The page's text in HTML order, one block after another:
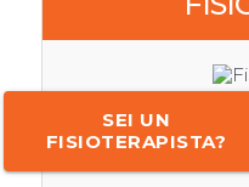
SEI UN
FISIOTERAPISTA?